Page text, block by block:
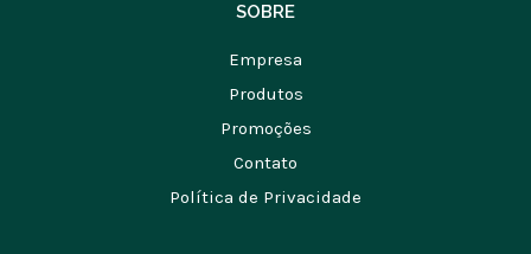
SOBRE
Empresa
Produtos
Promoções
Contato
Política de Privacidade